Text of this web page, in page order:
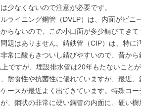
少なくないので注意が必要です。
ライニング鋼管（DVLP）は、内面がビニ
らないので、この小口面が多少錆びてき
題はありません。鋳鉄管（CIP）は、特に
常に酸もきついし錆びやすいので、昔か
ですが、埋設排水管は20年もたないこと
耐食性や抗菌性に優れていますが、最近
ースが最近よく出てきています。特殊コ
、鋼状の非常に硬い鋼管の内面に、硬い